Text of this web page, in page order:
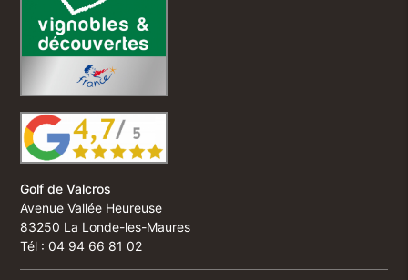
Golf de Valcros
Avenue Vallée Heureuse
83250 La Londe-les-Maures
Tél : 04 94 66 81 02